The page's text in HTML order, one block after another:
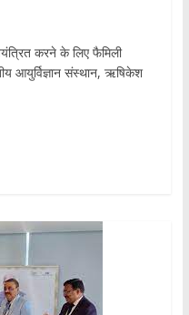
करने के लिए फैमिली
आयुर्विज्ञान संस्थान, ऋषिकेश